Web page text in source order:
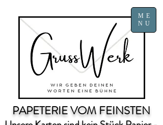
PAPETERIE VOM FEINSTEN
ME
NU